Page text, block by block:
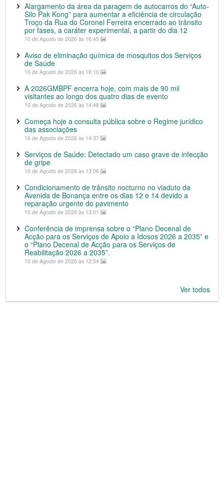
Alargamento da área da paragem de autocarros do “Auto-
Silo Pak Kong” para aumentar a eficiência de circulação
Troço da Rua do Coronel Ferreira encerrado ao trânsito
por fases, a caráter experimental, a partir do dia 12
10 de Agosto de 2026 às 16:45
Aviso de eliminação química de mosquitos dos Serviços
de Saúde
10 de Agosto de 2026 às 16:10
A 2026GMBPF encerra hoje, com mais de 90 mil
visitantes ao longo dos quatro dias de evento
10 de Agosto de 2026 às 14:48
Começa hoje a consulta pública sobre o Regime jurídico
das associações
10 de Agosto de 2026 às 14:37
Serviços de Saúde: Detectado um caso grave de infecção
de gripe
10 de Agosto de 2026 às 13:06
Condicionamento de trânsito nocturno no viaduto da
Avenida de Bonança entre os dias 12 e 14 devido a
reparação urgente do pavimento
10 de Agosto de 2026 às 13:01
Conferência de imprensa sobre o “Plano Decenal de
Acção para os Serviços de Apoio a Idosos 2026 a 2035” e
o “Plano Decenal de Acção para os Serviços de
Reabilitação 2026 a 2035”.
10 de Agosto de 2026 às 12:54
Ver todos